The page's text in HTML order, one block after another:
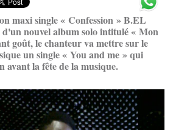
maxi single « Confession » B.EL
d'un nouvel album solo intitulé « Mon
goût, le chanteur va mettre sur le
un single « You and me » qui
avant la fête de la musique.